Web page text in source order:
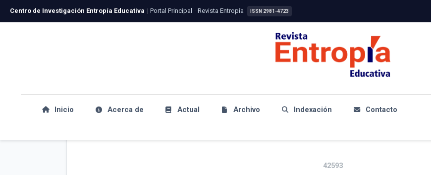
Centro de Investigación Entropía Educativa | Portal Principal · Revista Entropía ISSN 2981-4723
Inicio Acerca de Actual Archivo Indexación Contacto
42593